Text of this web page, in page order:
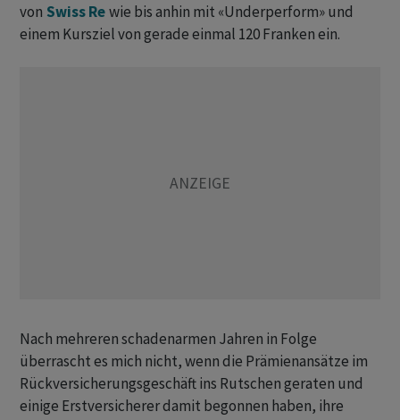
von Swiss Rewie bis anhin mit «Underperform» und
einem Kursziel von gerade einmal 120 Franken ein.
Nach mehreren schadenarmen Jahren in Folge
überrascht es mich nicht, wenn die Prämienansätze im
Rückversicherungsgeschäft ins Rutschen geraten und
einige Erstversicherer damit begonnen haben, ihre